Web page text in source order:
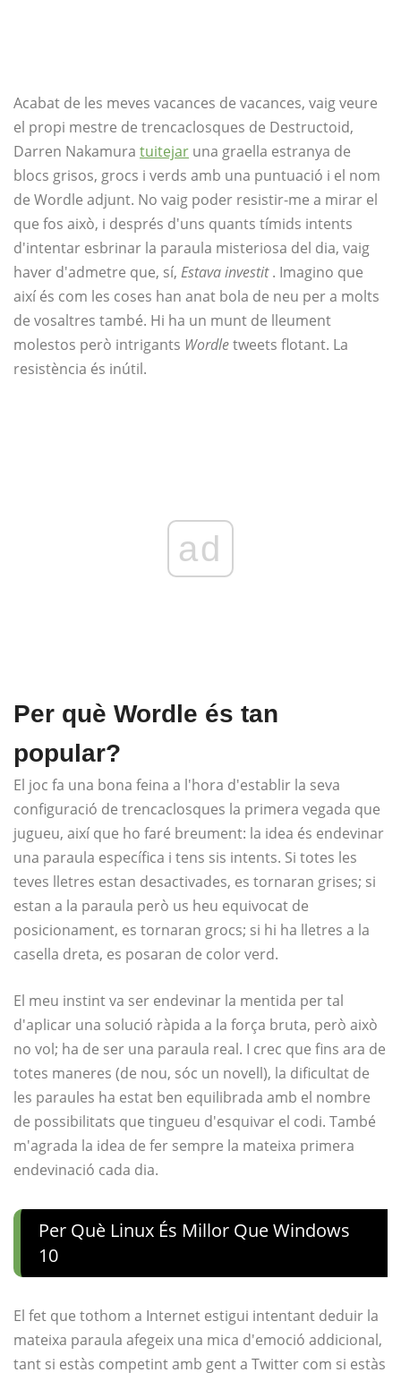
Acabat de les meves vacances de vacances, vaig veure
el propi mestre de trencaclosques de Destructoid,
Darren Nakamura tuitejar una graella estranya de
blocs grisos, grocs i verds amb una puntuació i el nom
de Wordle adjunt. No vaig poder resistir-me a mirar el
que fos això, i després d'uns quants tímids intents
d'intentar esbrinar la paraula misteriosa del dia, vaig
haver d'admetre que, sí, Estava investit. Imagino que
així és com les coses han anat bola de neu per a molts
de vosaltres també. Hi ha un munt de lleument
molestos però intrigants Wordletweets flotant. La
resistència és inútil.
ad
Per què Wordle és tan
popular?
El joc fa una bona feina a l'hora d'establir la seva
configuració de trencaclosques la primera vegada que
jugueu, així que ho faré breument: la idea és endevinar
una paraula específica i tens sis intents. Si totes les
teves lletres estan desactivades, es tornaran grises; si
estan a la paraula però us heu equivocat de
posicionament, es tornaran grocs; si hi ha lletres a la
casella dreta, es posaran de color verd.
El meu instint va ser endevinar la mentida per tal
d'aplicar una solució ràpida a la força bruta, però això
no vol; ha de ser una paraula real. I crec que fins ara de
totes maneres (de nou, sóc un novell), la dificultat de
les paraules ha estat ben equilibrada amb el nombre
de possibilitats que tingueu d'esquivar el codi. També
m'agrada la idea de fer sempre la mateixa primera
endevinació cada dia.
Per Què Linux És Millor Que Windows
10
El fet que tothom a Internet estigui intentant deduir la
mateixa paraula afegeix una mica d'emoció addicional,
tant si estàs competint amb gent a Twitter com si estàs